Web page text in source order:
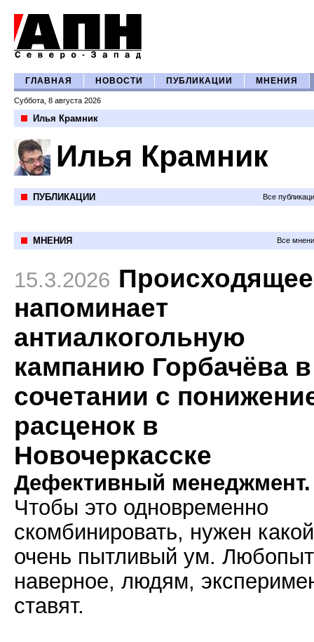
ГЛАВНАЯ НОВОСТИ ПУБЛИКАЦИИ МНЕНИЯ
Суббота, 8 августа 2026
Илья Крамник
Илья Крамник
ПУБЛИКАЦИИ Все
МНЕНИЯ Все
15.3.2026 Происходящее
напоминает
антиалкогольную
кампанию Горбачёва в
сочетании с
расценок в
Новочеркасске
Дефективный менеджмент.
Чтобы это одновременно
скомбинировать, нужен
очень пытливый ум.
наверное, людям,
ставят.